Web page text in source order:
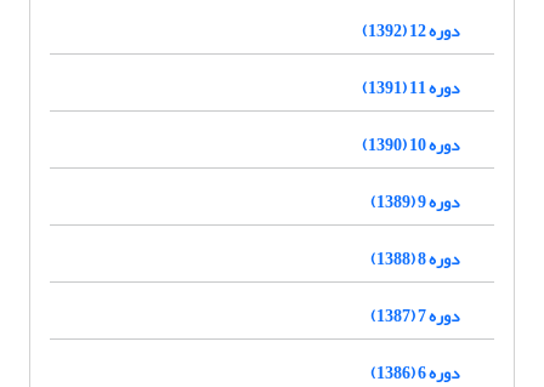
دوره 12 (1392)
دوره 11 (1391)
دوره 10 (1390)
دوره 9 (1389)
دوره 8 (1388)
دوره 7 (1387)
دوره 6 (1386)